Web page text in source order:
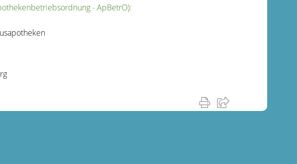
- ApBetrO):